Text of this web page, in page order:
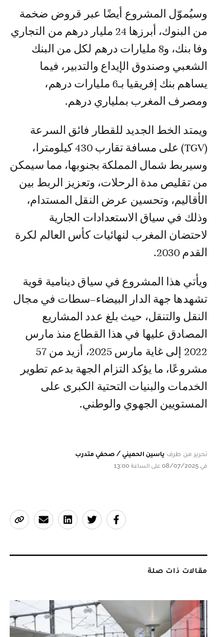
وسيُموّل المشروع أيضًا عبر قروض ضخمة
من البنوك، أبرزها 24 مليار درهم من التجاري
وفا بنك، و8 مليارات درهم لكل من البنك
الشعبي وصندوق الإيداع والتدبير، فيما
يساهم بنك إفريقيا بـ6 مليارات درهم،
ومصرف المغرب بملياري درهم.
ويمتد الخط الجديد للقطار فائق السرعة
(TGV) على مسافة تقارب 430 كيلومترا،
وسيربط شمال المملكة بجنوبها، مما سيمكن
من تقليص مدة الرحلات، وتعزيز الربط بين
الأقاليم، وتحسين عرض النقل المستدام،
وذلك في سياق الاستعدادات الجارية
لاحتضان المغرب لنهائيات كأس العالم لكرة
القدم 2030.
ويأتي هذا المشروع في سياق دينامية قوية
تشهدها جهة الدار البيضاء–سطات في مجال
النقل والتنقل، حيث بلغ عدد المشاريع
المصادق عليها في هذا القطاع منذ مارس
2022 إلى غاية مارس 2025، أزيد من 57
مشروعًا، ما يؤكد التزام الجهة بدعم تطوير
الخدمات والبنيات التحتية الكبرى على
المستويين الجهوي والوطني.
تحرير من طرف ياسين الحميني / صحفي متدرب
في 08/07/2025 على الساعة 13:00
مقالات ذات صلة